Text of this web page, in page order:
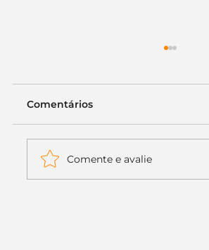
Comentários
Comente e avalie